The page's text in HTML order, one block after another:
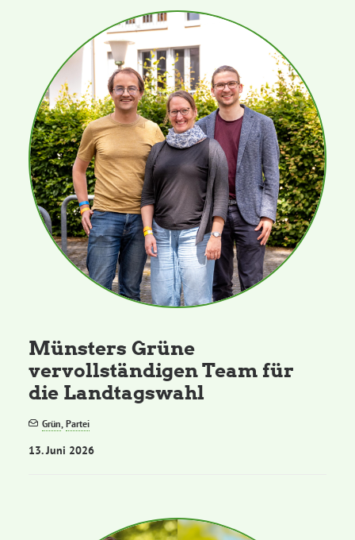
Münsters Grüne
vervollständigen Team für
die Landtagswahl
Grün,Partei
13. Juni 2026